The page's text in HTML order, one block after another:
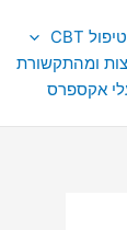
טיפול CBT
ומהתקשורת
אקספרס